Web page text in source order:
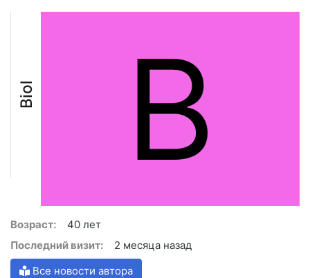
Biol B
Возраст:
40 лет
Последний визит:
2 месяца назад
Все новости автора